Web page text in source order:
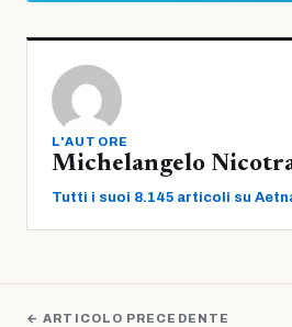
L'AUTORE
Michelangelo
Tutti i suoi 8.145 articoli su
← ARTICOLO PRECEDENTE